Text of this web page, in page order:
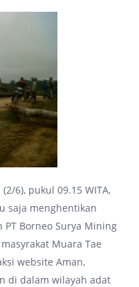
6), pukul 09.15 WITA,
saja menghentikan
Borneo Surya Mining
Muara Tae
website Aman,
di dalam wilayah adat